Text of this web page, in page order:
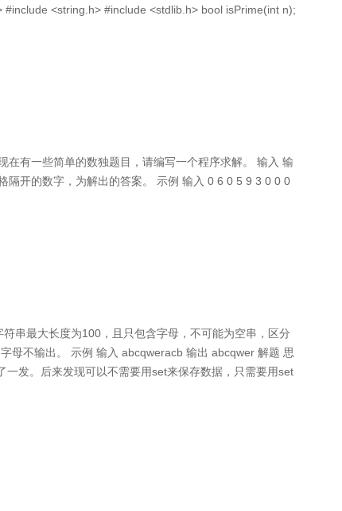
<string.h> #include <stdlib.h> bool isPrime(int n);
有一些简单的数独题目，请编写一个程序求解。 输入 输
隔开的数字，为解出的答案。 示例 输入 0 6 0 5 9 3 0 0 0
串最大长度为100，且只包含字母，不可能为空串，区分
母不输出。 示例 输入 abcqweracb 输出 abcqwer 解题 思
发。后来发现可以不需要用set来保存数据，只需要用set